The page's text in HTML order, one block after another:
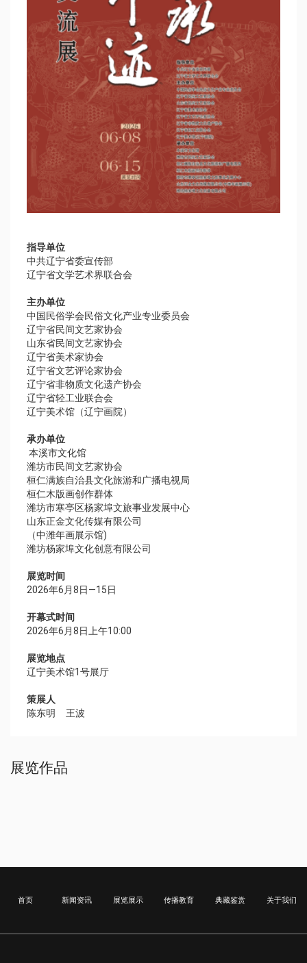
指导单位
中共辽宁省委宣传部
辽宁省文学艺术界联合会
主办单位
中国民俗学会民俗文化产业专业委员会
辽宁省民间文艺家协会
山东省民间文艺家协会
辽宁省美术家协会
辽宁省文艺评论家协会
辽宁省非物质文化遗产协会
辽宁省轻工业联合会
辽宁美术馆（辽宁画院）
承办单位
本溪市文化馆
潍坊市民间文艺家协会
桓仁满族自治县文化旅游和广播电视局
桓仁木版画创作群体
潍坊市寒亭区杨家埠文旅事业发展中心
山东正金文化传媒有限公司
（中潍年画展示馆)
潍坊杨家埠文化创意有限公司
展览时间
2026年6月8日—15日
开幕式时间
2026年6月8日上午10:00
展览地点
辽宁美术馆‍1号展厅
策展人
陈东明 王波
展览作品
首页 新闻资讯 展览展示 传播教育 典藏鉴赏 关于我们